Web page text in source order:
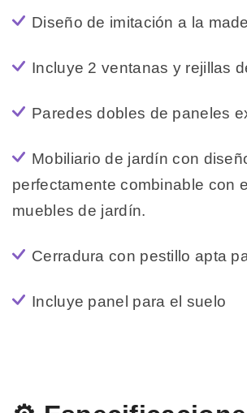
Diseño de imitación a la
Incluye 2 ventanas y rejillas
Paredes dobles de paneles
Mobiliario de jardín con
perfectamente combinable con
muebles de jardín.
Cerradura con pestillo apta
Incluye panel para el suelo